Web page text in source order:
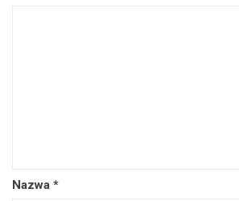
Nazwa *